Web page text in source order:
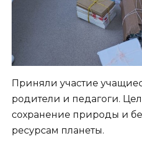
Приняли участие
родители и педагоги.
сохранение природы и
ресурсам планеты.